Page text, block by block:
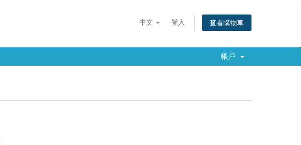
中文 登入 查看購物車
帳戶